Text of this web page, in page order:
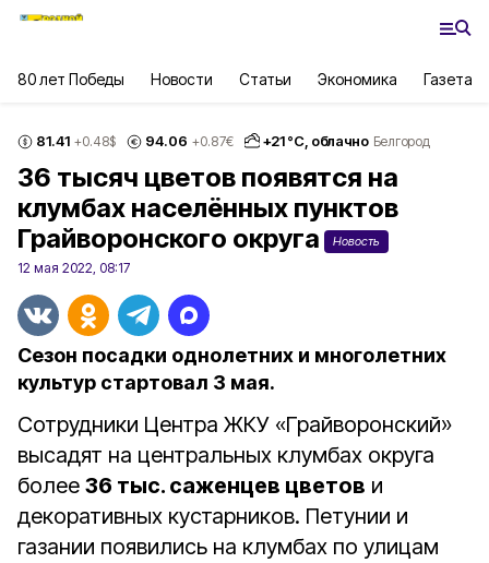
80 лет Победы Новости Статьи Экономика Газета
81.41 +0.48$ 94.06 +0.87€ +21°С, облачно Белгород
36 тысяч цветов появятся на
клумбах населённых пунктов
Грайворонского округа
Новость
12 мая 2022, 08:17
Сезон посадки однолетних и многолетних
культур стартовал 3 мая.
Сотрудники Центра ЖКУ «Грайворонский»
высадят на центральных клумбах округа
более 36 тыс. саженцев цветов и
декоративных кустарников. Петунии и
газании появились на клумбах по улицам